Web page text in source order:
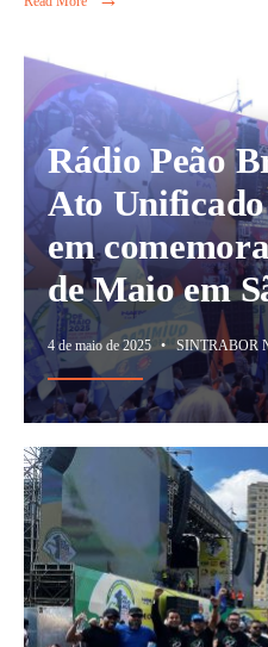
Rádio Peão
Ato
em
de Maio em
4 de maio de 2025 • SINTRABOR